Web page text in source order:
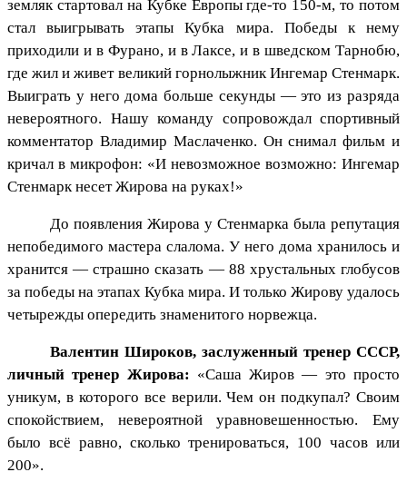
земляк стартовал на Кубке Европы где-то 150-м, то потом
стал выигрывать этапы Кубка мира. Победы к нему
приходили и в Фурано, и в Лаксе, и в шведском Тарнобю,
где жил и живет великий горнолыжник Ингемар Стенмарк.
Выиграть у него дома больше секунды — это из разряда
невероятного. Нашу команду сопровождал спортивный
комментатор Владимир Маслаченко. Он снимал фильм и
кричал в микрофон: «И невозможное возможно: Ингемар
Стенмарк несет Жирова на руках!»
До появления Жирова у Стенмарка была репутация
непобедимого мастера слалома. У него дома хранилось и
хранится — страшно сказать — 88 хрустальных глобусов
за победы на этапах Кубка мира. И только Жирову удалось
четырежды опередить знаменитого норвежца.
Валентин Широков, заслуженный тренер СССР,
личный тренер Жирова: «Саша Жиров — это просто
уникум, в которого все верили. Чем он подкупал? Своим
спокойствием, невероятной уравновешенностью. Ему
было всё равно, сколько тренироваться, 100 часов или
200».